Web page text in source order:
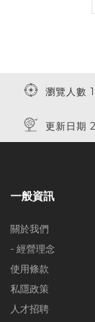
瀏覽人數
更新日期
一般資訊
關於我們
- 經營理念
使用條款
私隱政策
人才招聘